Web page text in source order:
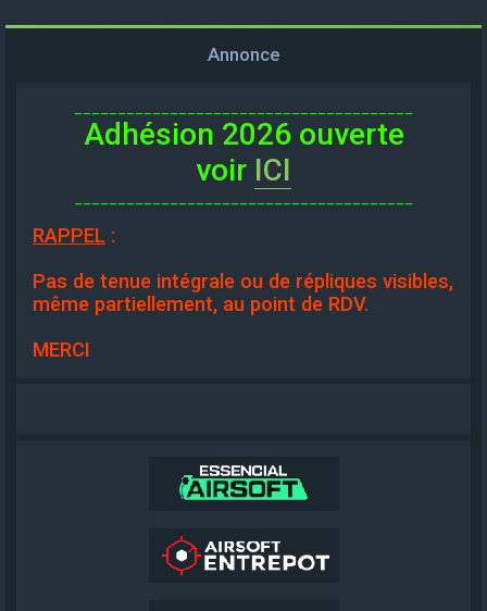
Annonce
Adhésion 2026 ouverte
voir ICI
RAPPEL :
Pas de tenue intégrale ou de répliques visibles,
même partiellement, au point de RDV.
MERCI